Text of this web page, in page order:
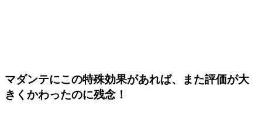
マダンテにこの特殊効果があれば、また評価が大
きくかわったのに残念！